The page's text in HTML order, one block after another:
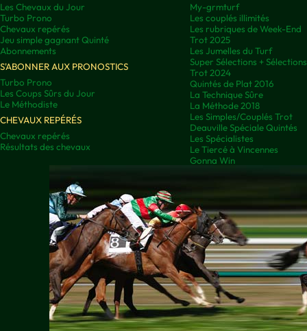
Les Chevaux du Jour
Turbo Prono
Chevaux repérés
Jeu simple gagnant Quinté
Abonnements
S'ABONNER AUX PRONOSTICS
Turbo Prono
Les Coups Sûrs du Jour
Le Méthodiste
CHEVAUX REPÉRÉS
Chevaux repérés
Résultats des chevaux
My-grmturf
Les couplés illimités
Les rubriques de Week-End
Trot 2025
Les Jumelles du Turf
Super Sélections +
Trot 2024
Quintés de Plat 2016
La Technique Sûre
La Méthode 2018
Les Simples/Couplés Trot
Deauville Spéciale Quintés
Les Spécialistes
Le Tiercé à Vincennes
Gonna Win